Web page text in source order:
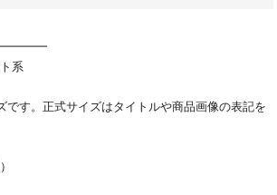
系
です。正式サイズはタイトルや商品画像の表記を